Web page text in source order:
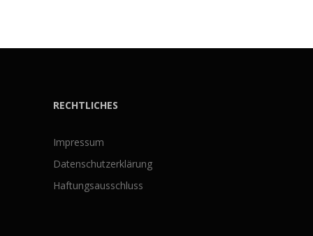
RECHTLICHES
Impressum
Datenschutzerklärung
Haftungsausschluss